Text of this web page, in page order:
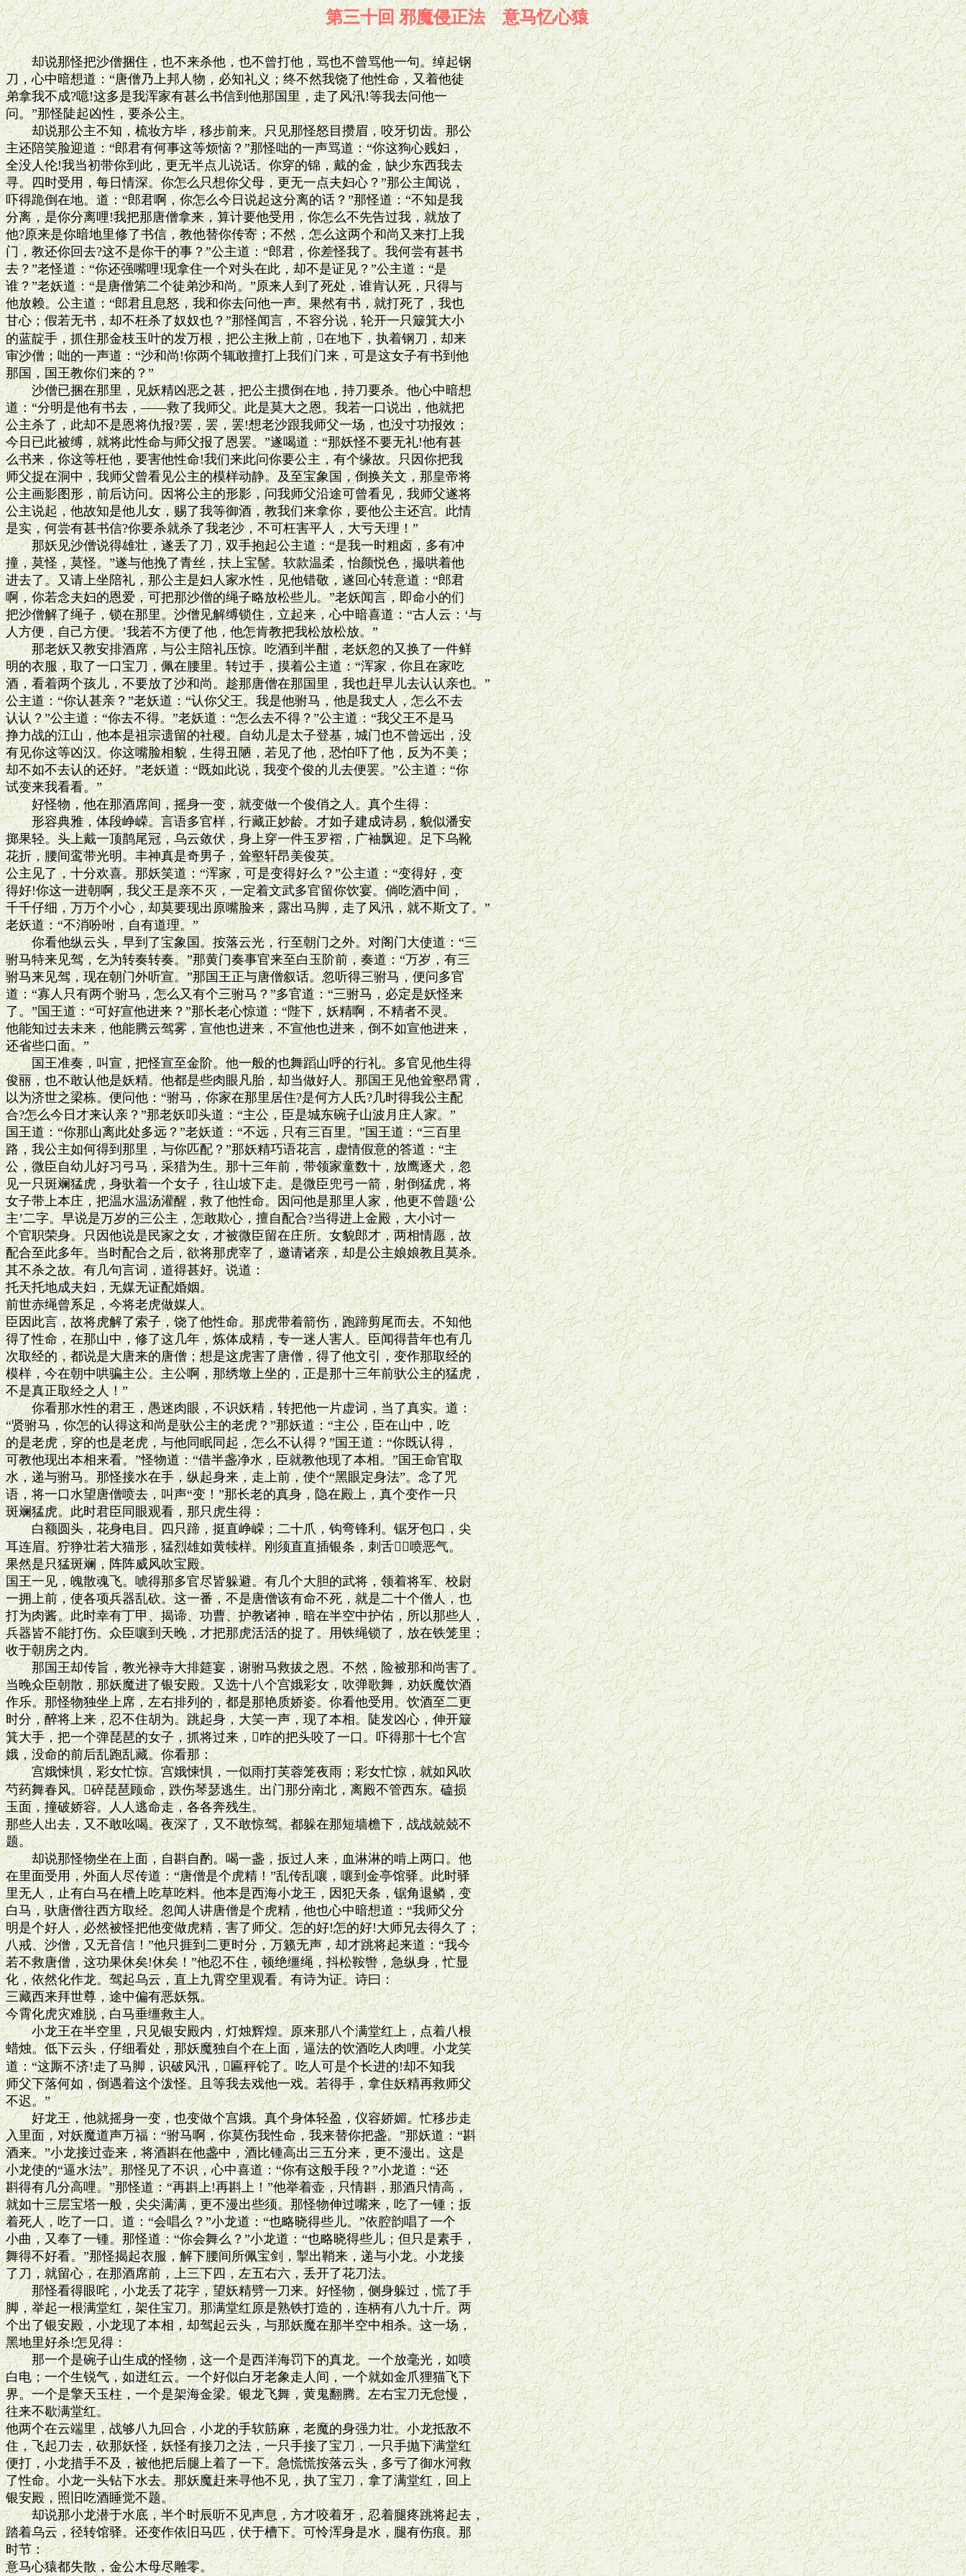
第三十回 邪魔侵正法 意马忆心猿
却说那怪把沙僧捆住，也不来杀他，也不曾打他，骂也不曾骂他一句。绰起钢
刀，心中暗想道：“唐僧乃上邦人物，必知礼义；终不然我饶了他性命，又着他徒
弟拿我不成?噫!这多是我浑家有甚么书信到他那国里，走了风汛!等我去问他一
问。”那怪陡起凶性，要杀公主。
却说那公主不知，梳妆方毕，移步前来。只见那怪怒目攒眉，咬牙切齿。那公
主还陪笑脸迎道：“郎君有何事这等烦恼？”那怪咄的一声骂道：“你这狗心贱妇，
全没人伦!我当初带你到此，更无半点儿说话。你穿的锦，戴的金，缺少东西我去
寻。四时受用，每日情深。你怎么只想你父母，更无一点夫妇心？”那公主闻说，
吓得跪倒在地。道：“郎君啊，你怎么今日说起这分离的话？”那怪道：“不知是我
分离，是你分离哩!我把那唐僧拿来，算计要他受用，你怎么不先告过我，就放了
他?原来是你暗地里修了书信，教他替你传寄；不然，怎么这两个和尚又来打上我
门，教还你回去?这不是你干的事？”公主道：“郎君，你差怪我了。我何尝有甚书
去？”老怪道：“你还强嘴哩!现拿住一个对头在此，却不是证见？”公主道：“是
谁？”老妖道：“是唐僧第二个徒弟沙和尚。”原来人到了死处，谁肯认死，只得与
他放赖。公主道：“郎君且息怒，我和你去问他一声。果然有书，就打死了，我也
甘心；假若无书，却不枉杀了奴奴也？”那怪闻言，不容分说，轮开一只簸箕大小
的蓝靛手，抓住那金枝玉叶的发万根，把公主揪上前，在地下，执着钢刀，却来
审沙僧；咄的一声道：“沙和尚!你两个辄敢擅打上我们门来，可是这女子有书到他
那国，国王教你们来的？”
沙僧已捆在那里，见妖精凶恶之甚，把公主掼倒在地，持刀要杀。他心中暗想
道：“分明是他有书去，——救了我师父。此是莫大之恩。我若一口说出，他就把
公主杀了，此却不是恩将仇报?罢，罢，罢!想老沙跟我师父一场，也没寸功报效；
今日已此被缚，就将此性命与师父报了恩罢。”遂喝道：“那妖怪不要无礼!他有甚
么书来，你这等枉他，要害他性命!我们来此问你要公主，有个缘故。只因你把我
师父捉在洞中，我师父曾看见公主的模样动静。及至宝象国，倒换关文，那皇帝将
公主画影图形，前后访问。因将公主的形影，问我师父沿途可曾看见，我师父遂将
公主说起，他故知是他儿女，赐了我等御酒，教我们来拿你，要他公主还宫。此情
是实，何尝有甚书信?你要杀就杀了我老沙，不可枉害平人，大亏天理！”
那妖见沙僧说得雄壮，遂丢了刀，双手抱起公主道：“是我一时粗卤，多有冲
撞，莫怪，莫怪。”遂与他挽了青丝，扶上宝髻。软款温柔，怡颜悦色，撮哄着他
进去了。又请上坐陪礼，那公主是妇人家水性，见他错敬，遂回心转意道：“郎君
啊，你若念夫妇的恩爱，可把那沙僧的绳子略放松些儿。”老妖闻言，即命小的们
把沙僧解了绳子，锁在那里。沙僧见解缚锁住，立起来，心中暗喜道：“古人云：‘与
人方便，自己方便。’我若不方便了他，他怎肯教把我松放松放。”
那老妖又教安排酒席，与公主陪礼压惊。吃酒到半酣，老妖忽的又换了一件鲜
明的衣服，取了一口宝刀，佩在腰里。转过手，摸着公主道：“浑家，你且在家吃
酒，看着两个孩儿，不要放了沙和尚。趁那唐僧在那国里，我也赶早儿去认认亲也。”
公主道：“你认甚亲？”老妖道：“认你父王。我是他驸马，他是我丈人，怎么不去
认认？”公主道：“你去不得。”老妖道：“怎么去不得？”公主道：“我父王不是马
挣力战的江山，他本是祖宗遗留的社稷。自幼儿是太子登基，城门也不曾远出，没
有见你这等凶汉。你这嘴脸相貌，生得丑陋，若见了他，恐怕吓了他，反为不美；
却不如不去认的还好。”老妖道：“既如此说，我变个俊的儿去便罢。”公主道：“你
试变来我看看。”
好怪物，他在那酒席间，摇身一变，就变做一个俊俏之人。真个生得：
形容典雅，体段峥嵘。言语多官样，行藏正妙龄。才如子建成诗易，貌似潘安
掷果轻。头上戴一顶鹊尾冠，乌云敛伏，身上穿一件玉罗褶，广袖飘迎。足下乌靴
花折，腰间鸾带光明。丰神真是奇男子，耸壑轩昂美俊英。
公主见了，十分欢喜。那妖笑道：“浑家，可是变得好么？”公主道：“变得好，变
得好!你这一进朝啊，我父王是亲不灭，一定着文武多官留你饮宴。倘吃酒中间，
千千仔细，万万个小心，却莫要现出原嘴脸来，露出马脚，走了风汛，就不斯文了。”
老妖道：“不消吩咐，自有道理。”
你看他纵云头，早到了宝象国。按落云光，行至朝门之外。对阁门大使道：“三
驸马特来见驾，乞为转奏转奏。”那黄门奏事官来至白玉阶前，奏道：“万岁，有三
驸马来见驾，现在朝门外听宣。”那国王正与唐僧叙话。忽听得三驸马，便问多官
道：“寡人只有两个驸马，怎么又有个三驸马？”多官道：“三驸马，必定是妖怪来
了。”国王道：“可好宣他进来？”那长老心惊道：“陛下，妖精啊，不精者不灵。
他能知过去未来，他能腾云驾雾，宣他也进来，不宣他也进来，倒不如宣他进来，
还省些口面。”
国王准奏，叫宣，把怪宣至金阶。他一般的也舞蹈山呼的行礼。多官见他生得
俊丽，也不敢认他是妖精。他都是些肉眼凡胎，却当做好人。那国王见他耸壑昂霄，
以为济世之梁栋。便问他：“驸马，你家在那里居住?是何方人氏?几时得我公主配
合?怎么今日才来认亲？”那老妖叩头道：“主公，臣是城东碗子山波月庄人家。”
国王道：“你那山离此处多远？”老妖道：“不远，只有三百里。”国王道：“三百里
路，我公主如何得到那里，与你匹配？”那妖精巧语花言，虚情假意的答道：“主
公，微臣自幼儿好习弓马，采猎为生。那十三年前，带领家童数十，放鹰逐犬，忽
见一只斑斓猛虎，身驮着一个女子，往山坡下走。是微臣兜弓一箭，射倒猛虎，将
女子带上本庄，把温水温汤灌醒，救了他性命。因问他是那里人家，他更不曾题‘公
主’二字。早说是万岁的三公主，怎敢欺心，擅自配合?当得进上金殿，大小讨一
个官职荣身。只因他说是民家之女，才被微臣留在庄所。女貌郎才，两相情愿，故
配合至此多年。当时配合之后，欲将那虎宰了，邀请诸亲，却是公主娘娘教且莫杀。
其不杀之故。有几句言词，道得甚好。说道：
托天托地成夫妇，无媒无证配婚姻。
前世赤绳曾系足，今将老虎做媒人。
臣因此言，故将虎解了索子，饶了他性命。那虎带着箭伤，跑蹄剪尾而去。不知他
得了性命，在那山中，修了这几年，炼体成精，专一迷人害人。臣闻得昔年也有几
次取经的，都说是大唐来的唐僧；想是这虎害了唐僧，得了他文引，变作那取经的
模样，今在朝中哄骗主公。主公啊，那绣墩上坐的，正是那十三年前驮公主的猛虎，
不是真正取经之人！”
你看那水性的君王，愚迷肉眼，不识妖精，转把他一片虚词，当了真实。道：
“贤驸马，你怎的认得这和尚是驮公主的老虎？”那妖道：“主公，臣在山中，吃
的是老虎，穿的也是老虎，与他同眠同起，怎么不认得？”国王道：“你既认得，
可教他现出本相来看。”怪物道：“借半盏净水，臣就教他现了本相。”国王命官取
水，递与驸马。那怪接水在手，纵起身来，走上前，使个“黑眼定身法”。念了咒
语，将一口水望唐僧喷去，叫声“变！”那长老的真身，隐在殿上，真个变作一只
斑斓猛虎。此时君臣同眼观看，那只虎生得：
白额圆头，花身电目。四只蹄，挺直峥嵘；二十爪，钩弯锋利。锯牙包口，尖
耳连眉。狞狰壮若大猫形，猛烈雄如黄犊样。刚须直直插银条，刺舌喷恶气。
果然是只猛斑斓，阵阵威风吹宝殿。
国王一见，魄散魂飞。唬得那多官尽皆躲避。有几个大胆的武将，领着将军、校尉
一拥上前，使各项兵器乱砍。这一番，不是唐僧该有命不死，就是二十个僧人，也
打为肉酱。此时幸有丁甲、揭谛、功曹、护教诸神，暗在半空中护佑，所以那些人，
兵器皆不能打伤。众臣嚷到天晚，才把那虎活活的捉了。用铁绳锁了，放在铁笼里；
收于朝房之内。
那国王却传旨，教光禄寺大排筵宴，谢驸马救拔之恩。不然，险被那和尚害了。
当晚众臣朝散，那妖魔进了银安殿。又选十八个宫娥彩女，吹弹歌舞，劝妖魔饮酒
作乐。那怪物独坐上席，左右排列的，都是那艳质娇姿。你看他受用。饮酒至二更
时分，醉将上来，忍不住胡为。跳起身，大笑一声，现了本相。陡发凶心，伸开簸
箕大手，把一个弹琵琶的女子，抓将过来，咋的把头咬了一口。吓得那十七个宫
娥，没命的前后乱跑乱藏。你看那：
宫娥悚惧，彩女忙惊。宫娥悚惧，一似雨打芙蓉笼夜雨；彩女忙惊，就如风吹
芍药舞春风。碎琵琶顾命，跌伤琴瑟逃生。出门那分南北，离殿不管西东。磕损
玉面，撞破娇容。人人逃命走，各各奔残生。
那些人出去，又不敢吆喝。夜深了，又不敢惊驾。都躲在那短墙檐下，战战兢兢不
题。
却说那怪物坐在上面，自斟自酌。喝一盏，扳过人来，血淋淋的啃上两口。他
在里面受用，外面人尽传道：“唐僧是个虎精！”乱传乱嚷，嚷到金亭馆驿。此时驿
里无人，止有白马在槽上吃草吃料。他本是西海小龙王，因犯天条，锯角退鳞，变
白马，驮唐僧往西方取经。忽闻人讲唐僧是个虎精，他也心中暗想道：“我师父分
明是个好人，必然被怪把他变做虎精，害了师父。怎的好!怎的好!大师兄去得久了；
八戒、沙僧，又无音信！”他只捱到二更时分，万籁无声，却才跳将起来道：“我今
若不救唐僧，这功果休矣!休矣！”他忍不住，顿绝缰绳，抖松鞍辔，急纵身，忙显
化，依然化作龙。驾起乌云，直上九霄空里观看。有诗为证。诗曰：
三藏西来拜世尊，途中偏有恶妖氛。
今霄化虎灾难脱，白马垂缰救主人。
小龙王在半空里，只见银安殿内，灯烛辉煌。原来那八个满堂红上，点着八根
蜡烛。低下云头，仔细看处，那妖魔独自个在上面，逼法的饮酒吃人肉哩。小龙笑
道：“这厮不济!走了马脚，识破风汛，匾秤铊了。吃人可是个长进的!却不知我
师父下落何如，倒遇着这个泼怪。且等我去戏他一戏。若得手，拿住妖精再救师父
不迟。”
好龙王，他就摇身一变，也变做个宫娥。真个身体轻盈，仪容娇媚。忙移步走
入里面，对妖魔道声万福：“驸马啊，你莫伤我性命，我来替你把盏。”那妖道：“斟
酒来。”小龙接过壶来，将酒斟在他盏中，酒比锺高出三五分来，更不漫出。这是
小龙使的“逼水法”。那怪见了不识，心中喜道：“你有这般手段？”小龙道：“还
斟得有几分高哩。”那怪道：“再斟上!再斟上！”他举着壶，只情斟，那酒只情高，
就如十三层宝塔一般，尖尖满满，更不漫出些须。那怪物伸过嘴来，吃了一锺；扳
着死人，吃了一口。道：“会唱么？”小龙道：“也略晓得些儿。”依腔韵唱了一个
小曲，又奉了一锺。那怪道：“你会舞么？”小龙道：“也略晓得些儿；但只是素手，
舞得不好看。”那怪揭起衣服，解下腰间所佩宝剑，掣出鞘来，递与小龙。小龙接
了刀，就留心，在那酒席前，上三下四，左五右六，丢开了花刀法。
那怪看得眼咤，小龙丢了花字，望妖精劈一刀来。好怪物，侧身躲过，慌了手
脚，举起一根满堂红，架住宝刀。那满堂红原是熟铁打造的，连柄有八九十斤。两
个出了银安殿，小龙现了本相，却驾起云头，与那妖魔在那半空中相杀。这一场，
黑地里好杀!怎见得：
那一个是碗子山生成的怪物，这一个是西洋海罚下的真龙。一个放毫光，如喷
白电；一个生锐气，如迸红云。一个好似白牙老象走人间，一个就如金爪狸猫飞下
界。一个是擎天玉柱，一个是架海金梁。银龙飞舞，黄鬼翻腾。左右宝刀无怠慢，
往来不歇满堂红。
他两个在云端里，战够八九回合，小龙的手软筋麻，老魔的身强力壮。小龙抵敌不
住，飞起刀去，砍那妖怪，妖怪有接刀之法，一只手接了宝刀，一只手抛下满堂红
便打，小龙措手不及，被他把后腿上着了一下。急慌慌按落云头，多亏了御水河救
了性命。小龙一头钻下水去。那妖魔赶来寻他不见，执了宝刀，拿了满堂红，回上
银安殿，照旧吃酒睡觉不题。
却说那小龙潜于水底，半个时辰听不见声息，方才咬着牙，忍着腿疼跳将起去，
踏着乌云，径转馆驿。还变作依旧马匹，伏于槽下。可怜浑身是水，腿有伤痕。那
时节：
意马心猿都失散，金公木母尽雕零。